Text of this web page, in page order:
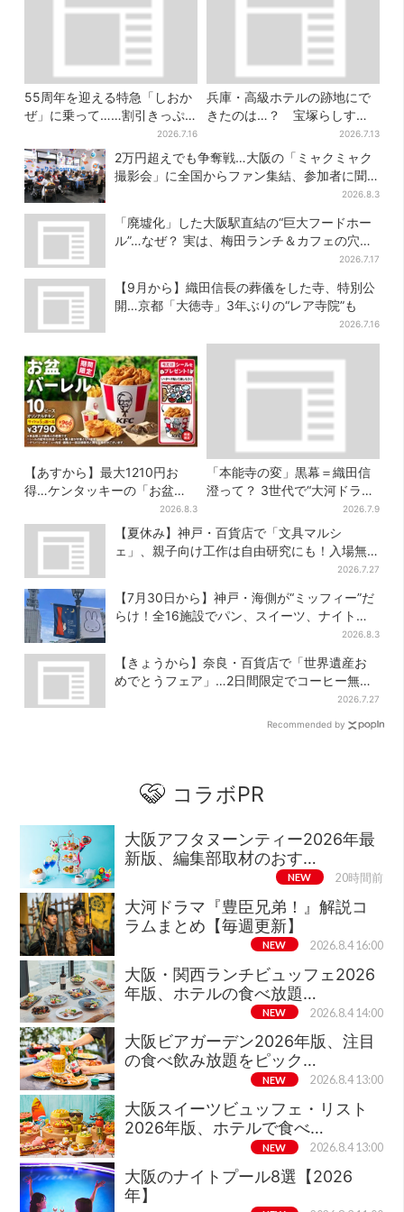
55周年を迎える特急「しおか
ぜ」に乗って……割引きっぷ
で、松山・道後温泉と南予を
満喫【大阪から愛媛へおトク
旅】
2026.7.16
兵庫・高級ホテルの跡地にで
きたのは…？ 宝塚らしすぎ
る“豪華スーパー”を調査2026.7.13
2万円超えでも争奪戦…大阪の「ミャクミャク
撮影会」に全国からファン集結、参加者に聞
2026.8.3
「廃墟化」した大阪駅直結の“巨大フードホー
ル”…なぜ？ 実は、梅田ランチ＆カフェの穴場
2026.7.17
【9月から】織田信長の葬儀をした寺、特別公
開…京都「大徳寺」3年ぶりの“レア寺院”も
2026.7.16
【あすから】最大1210円お
得…ケンタッキーの「お盆パ
ック」、2週間だけ！数量限定
シール付き
2026.8.3
「本能寺の変」黒幕＝織田信
澄って？ 3世代で“大河ドラ
マ”、サラブレッド俳優が熱演
【豊臣兄弟】
2026.7.9
【夏休み】神戸・百貨店で「文具マルシ
ェ」、親子向け工作は自由研究にも！入場無
2026.7.27
【7月30日から】神戸・海側が“ミッフィー”だ
らけ！全16施設でパン、スイーツ、ナイトマ
2026.8.3
【きょうから】奈良・百貨店で「世界遺産お
めでとうフェア」…2日間限定でコーヒー無料
2026.7.27
Recommended by
コラボPR
大阪アフタヌーンティー2026年最
新版、編集部取材のおす…
NEW 20時間前
大河ドラマ『豊臣兄弟！』解説コ
ラムまとめ【毎週更新】
NEW 2026.8.4 16:00
大阪・関西ランチビュッフェ2026
年版、ホテルの食べ放題…
NEW 2026.8.4 14:00
大阪ビアガーデン2026年版、注目
の食べ飲み放題をピック…
NEW 2026.8.4 13:00
大阪スイーツビュッフェ・リスト
2026年版、ホテルで食べ…
NEW 2026.8.4 13:00
大阪のナイトプール8選【2026
年】